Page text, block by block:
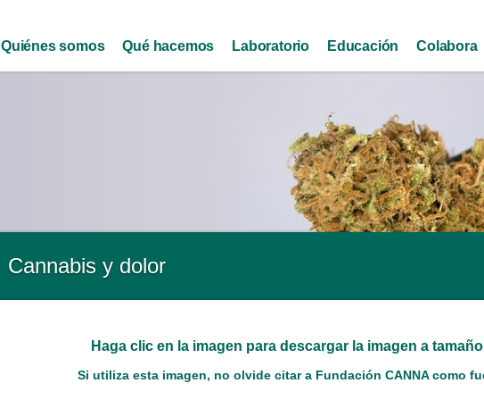
content
Quiénes somos Qué hacemos Laboratorio Educación Colabora
Cannabis y dolor
Haga clic en la imagen para descargar la imagen a
Si utiliza esta imagen, no olvide citar a Fundación CANNA como